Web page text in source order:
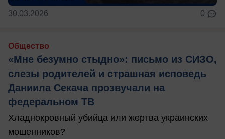
30.03.2026 0
Общество
«Мне безумно стыдно»: письмо из СИЗО,
слезы родителей и страшная исповедь
Даниила Секача прозвучали на
федеральном ТВ
Хладнокровный убийца или жертва украинских
мошенников?